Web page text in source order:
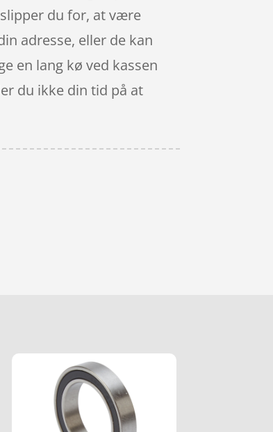
du for, at være
adresse, eller de kan
en lang kø ved kassen
du ikke din tid på at